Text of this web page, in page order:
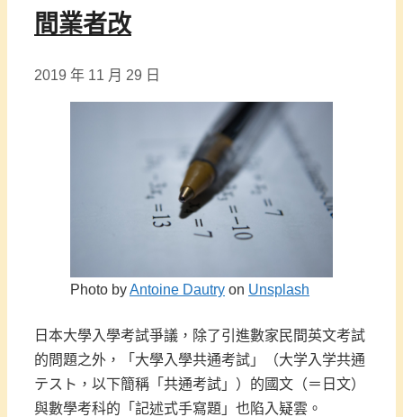
間業者改
2019 年 11 月 29 日
Photo byAntoine Dautry on Unsplash
日本大學入學考試爭議，除了引進數家民間英文考試
的問題之外，「大學入學共通考試」（大学入学共通
テスト，以下簡稱「共通考試」）的國文（＝日文）
與數學考科的「記述式手寫題」也陷入疑雲。